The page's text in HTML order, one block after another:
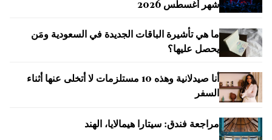
شهر أغسطس 2026
ما هي تأشيرة الباقات الجديدة في السعودية ومَن
يحصل عليها؟
أنا صيدلانية وهذه 10 مستلزمات لا أتخلى عنها أثناء
السفر
مراجعة فندق: سيتارا هيمالايا، الهند